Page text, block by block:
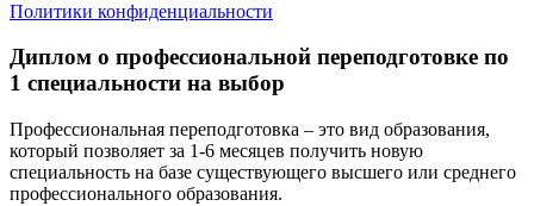
Политики конфиденциальности
Диплом о профессиональной переподготовке по
1 специальности на выбор
Профессиональная переподготовка – это вид образования,
который позволяет за 1-6 месяцев получить новую
специальность на базе существующего высшего или среднего
профессионального образования.